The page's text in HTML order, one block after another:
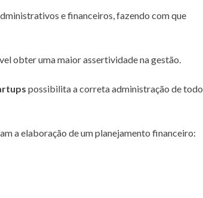
e financeiros, fazendo com que
obter uma maior assertividade na gestão.
possibilita a correta administração de todo
a elaboração de um planejamento financeiro: